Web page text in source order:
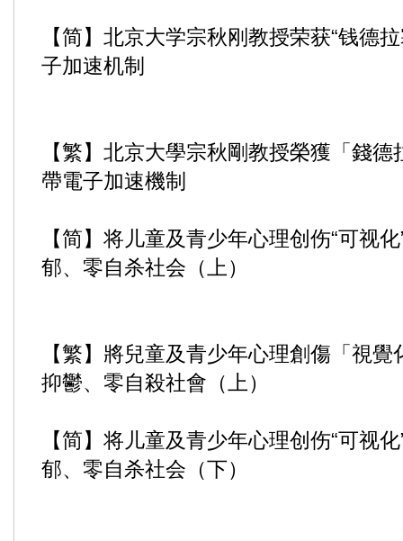
【简】北京大学宗秋刚教授荣获“钱德
子加速机制
【繁】北京大學宗秋剛教授榮獲「錢
帶電子加速機制
【简】将儿童及青少年心理创伤“可视
郁、零自杀社会（上）
【繁】將兒童及青少年心理創傷「視
抑鬱、零自殺社會（上）
【简】将儿童及青少年心理创伤“可视
郁、零自杀社会（下）